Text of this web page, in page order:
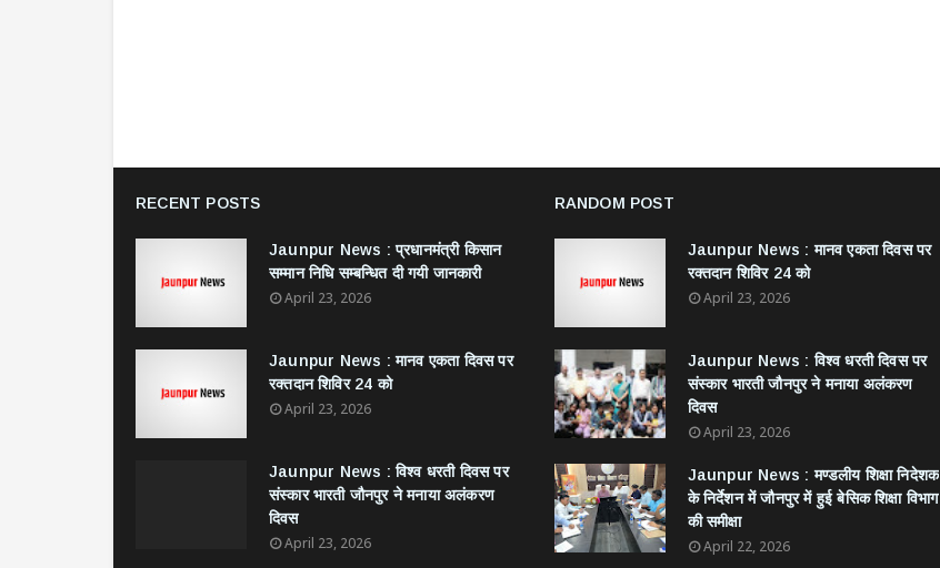
RECENT POSTS
Jaunpur News : ​प्रधानमंत्री किसान
सम्मान निधि सम्बन्धित दी गयी जानकारी
April 23, 2026
Jaunpur News : ​मानव एकता दिवस पर
रक्तदान शिविर 24 को
April 23, 2026
Jaunpur News : विश्व धरती दिवस पर
संस्कार भारती जौनपुर ने मनाया अलंकरण
दिवस
April 23, 2026
RANDOM POST
Jaunpur News : ​मानव एकता दिवस पर
रक्तदान शिविर 24 को
April 23, 2026
Jaunpur News : विश्व धरती दिवस पर
संस्कार भारती जौनपुर ने मनाया अलंकरण
दिवस
April 23, 2026
Jaunpur News : ​मण्डलीय शिक्षा निदेशक
के निर्देशन में जौनपुर में हुई बेसिक शिक्षा विभाग
की समीक्षा
April 22, 2026